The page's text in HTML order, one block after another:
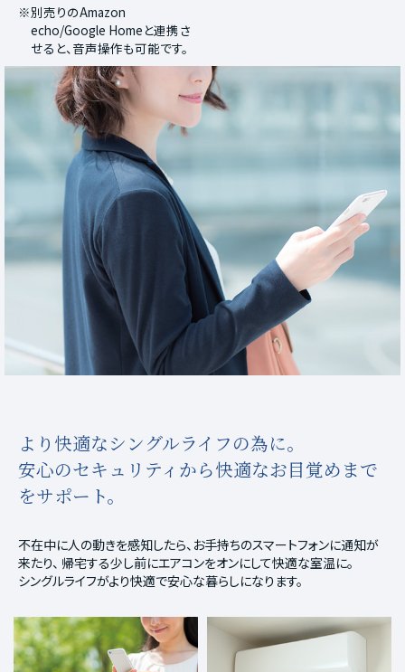
※別売りのAmazon
echo/Google Homeと連携さ
せると、音声操作も可能です。
より快適なシングルライフの為に。
安心のセキュリティから快適なお目覚めまで
をサポート。
不在中に人の動きを感知したら、お手持ちのスマートフォンに通知が
来たり、 帰宅する少し前にエアコンをオンにして快適な室温に。
シングルライフがより快適で安心な暮らしになります。